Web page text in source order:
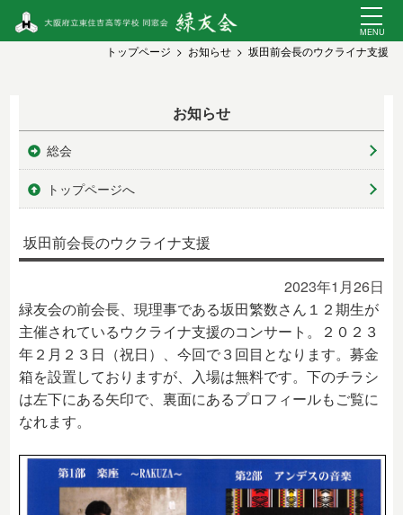
トップページ お知らせ 坂田前会長のウクライナ支援
お知らせ
総会
トップページへ
坂田前会長のウクライナ支援
2023年1月26日
緑友会の前会長、現理事である坂田繁数さん１２期生が
主催されているウクライナ支援のコンサート。２０２３
年２月２３日（祝日）、今回で３回目となります。募金
箱を設置しておりますが、入場は無料です。下のチラシ
は左下にある矢印で、裏面にあるプロフィールもご覧に
なれます。